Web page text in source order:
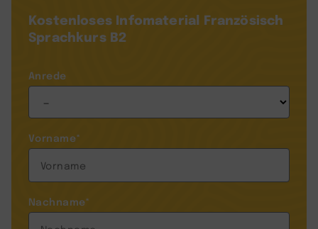
Kostenloses Infomaterial Französisch
Sprachkurs B2
Anrede
Vorname*
Nachname*